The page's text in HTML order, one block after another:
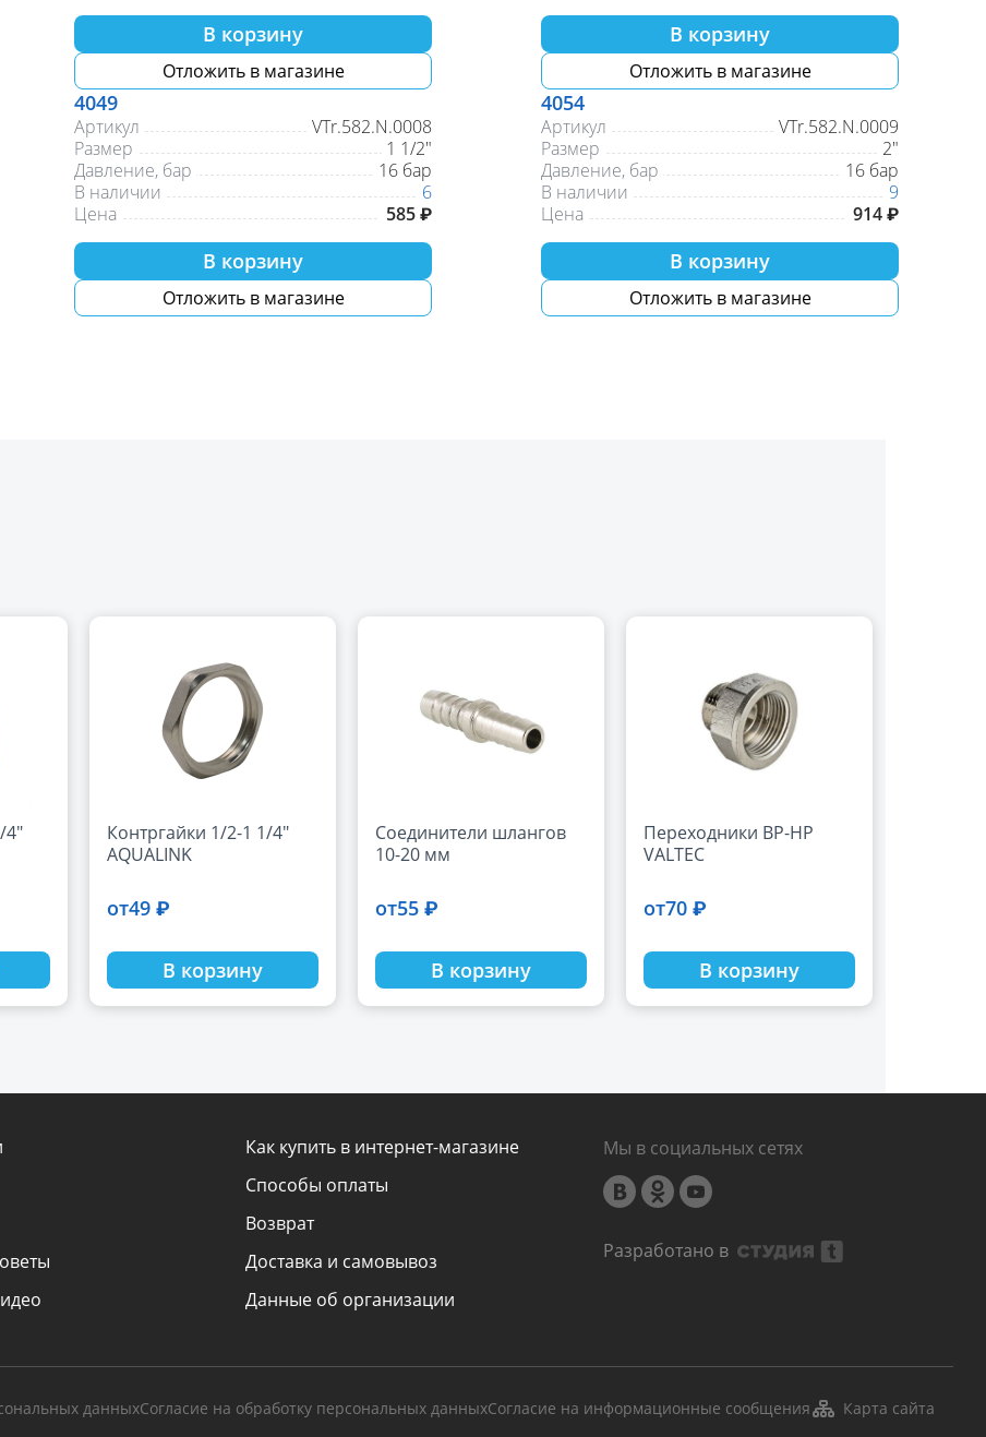
В корзину
Отложить в магазине
В корзину
Отложить в магазине
4049
Артикул
VTr.582.N.0008
Размер
1 1/2"
Давление, бар
16 бар
В наличии
6
Цена
585 ₽
В корзину
Отложить в магазине
4054
Артикул
VTr.582.N.0009
Размер
2"
Давление, бар
16 бар
В наличии
9
Цена
914 ₽
В корзину
Отложить в магазине
4"
Контргайки 1/2-1 1/4"
AQUALINK
от49 ₽
В корзину
Соединители шлангов
10-20 мм
от55 ₽
В корзину
Переходники ВР-НР
VALTEC
от70 ₽
В корзину
Как купить в интернет-магазине
Способы оплаты
Возврат
Доставка и самовывоз
Данные об организации
Мы в социальных сетях
Разработано в
данныхСогласие на обработку персональных данныхСогласие на информационные сообщения Карта сайта